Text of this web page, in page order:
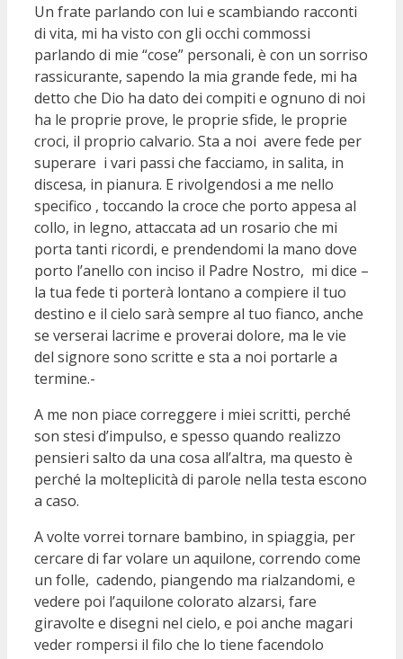
Un frate parlando con lui e scambiando racconti
di vita, mi ha visto con gli occhi commossi
parlando di mie “cose” personali, è con un sorriso
rassicurante, sapendo la mia grande fede, mi ha
detto che Dio ha dato dei compiti e ognuno di noi
ha le proprie prove, le proprie sfide, le proprie
croci, il proprio calvario. Sta a noi avere fede per
superare i vari passi che facciamo, in salita, in
discesa, in pianura. E rivolgendosi a me nello
specifico , toccando la croce che porto appesa al
collo, in legno, attaccata ad un rosario che mi
porta tanti ricordi, e prendendomi la mano dove
porto l’anello con inciso il Padre Nostro, mi dice –
la tua fede ti porterà lontano a compiere il tuo
destino e il cielo sarà sempre al tuo fianco, anche
se verserai lacrime e proverai dolore, ma le vie
del signore sono scritte e sta a noi portarle a
termine.-
A me non piace correggere i miei scritti, perché
son stesi d’impulso, e spesso quando realizzo
pensieri salto da una cosa all’altra, ma questo è
perché la molteplicità di parole nella testa escono
a caso.
A volte vorrei tornare bambino, in spiaggia, per
cercare di far volare un aquilone, correndo come
un folle, cadendo, piangendo ma rialzandomi, e
vedere poi l’aquilone colorato alzarsi, fare
giravolte e disegni nel cielo, e poi anche magari
veder rompersi il filo che lo tiene facendolo